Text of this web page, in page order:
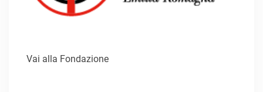
Vai alla Fondazione